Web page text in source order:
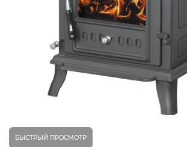
БЫСТРЫЙ ПРОСМОТР